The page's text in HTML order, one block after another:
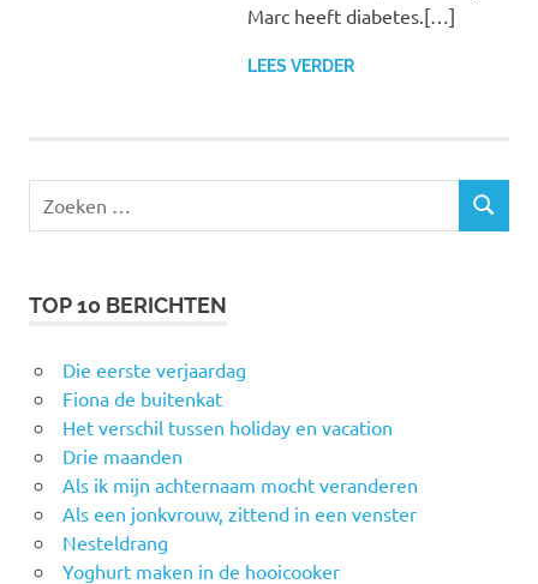
Marc heeft diabetes.[…]
LEES VERDER
naar:
ZOEKEN
TOP 10 BERICHTEN
Die eerste verjaardag
Fiona de buitenkat
Het verschil tussen holiday en vacation
Drie maanden
Als ik mijn achternaam mocht veranderen
Als een jonkvrouw, zittend in een venster
Nesteldrang
Yoghurt maken in de hooicooker